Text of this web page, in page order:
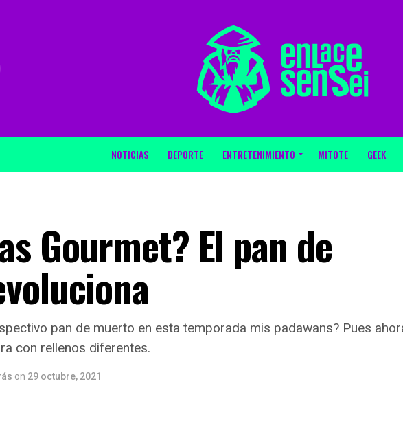
NOTICIAS DEPORTE ENTRETENIMIENTO MITOTE GEEK
Gourmet? El pan de
pan de muerto en esta temporada mis padawans? Pues
con rellenos diferentes.
on 29 octubre, 2021